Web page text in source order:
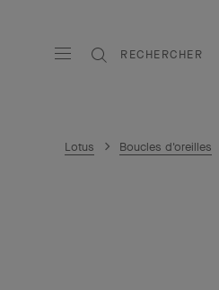
RECHERCHER
Lotus Boucles d'oreilles